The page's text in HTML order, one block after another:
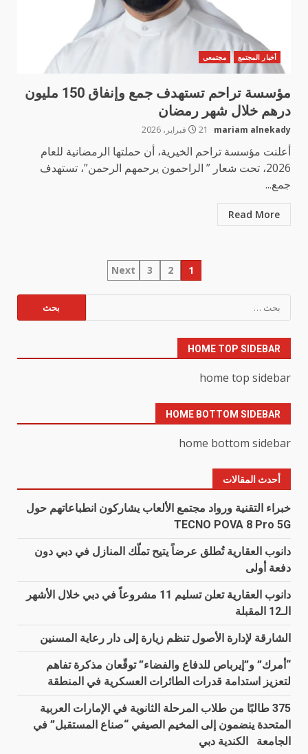
أخبار المجتمع مجتمعي
مؤسسة تراحم تستهدف جمع وإنفاق 150 مليون
درهم خلال شهر رمضان
mariam alnekady 21 فبراير، 2026
أعلنت مؤسسة تراحم الخيرية، أن حملتها الرمضانية للعام
2026، تحت شعار ” الراحمون يرحمهم الرحمن”، تستهدف
جمع...
Read More
تعدد
صفحات
المقالات
1
2
3
Next
عن:
HOME TOP SIDEBAR
home top sidebar
HOME BOTTOM SIDEBAR
home bottom sidebar
أحدث المقالات
خبراء التقنية ورواد مجتمع الألعاب يشاركون انطباعاتهم حول
TECNO POVA 8 Pro 5G
دانوب العقارية تُطلق عرضاً يتيح تملّك المنازل في دبي دون
دفعة أولى
دانوب العقارية تعلن تسليم 11 مشروعاً في دبي خلال الأشهر
الـ12 المقبلة
الشارقة لإدارة الأصول تنظم زيارة إلى دار رعاية المسنين
“أمرك” و”إيرباص للدفاع والفضاء” توقّعان مذكرة تفاهم
لتعزيز استدامة قدرات الطائرات العسكرية في المنطقة
375 طالبًا من طلاب المرحلة الثانوية في الإمارات العربية
المتحدة ينضمون إلى المخيم الصيفي “صناع المستقبل” في
الجامعة الكندية دبي